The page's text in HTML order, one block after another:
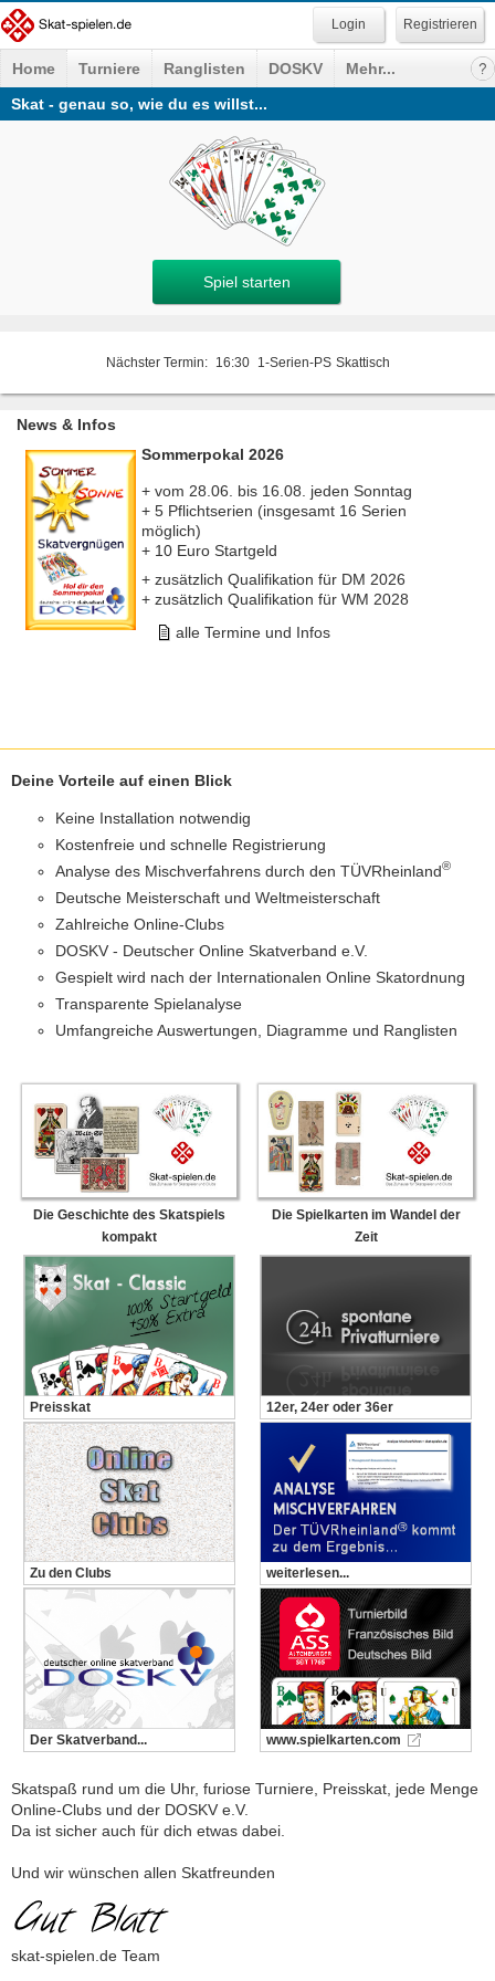
Registrieren
Home Turniere Ranglisten DOSKV
Mehr...
Skat - genau so, wie du es willst...
Spiel starten
Nächster Termin: 16:30 1-Serien-PS Skattisch
News & Infos
Sommerpokal 2026
+ vom 28.06. bis 16.08. jeden Sonntag
+ 5 Pflichtserien (insgesamt 16 Serien
möglich)
+ 10 Euro Startgeld
+ zusätzlich Qualifikation für DM 2026
+ zusätzlich Qualifikation für WM 2028
alle Termine und Infos
Deine Vorteile auf einen Blick
Keine Installation notwendig
Kostenfreie und schnelle Registrierung
Analyse des Mischverfahrens durch den TÜVRheinland®
Deutsche Meisterschaft und Weltmeisterschaft
Zahlreiche Online-Clubs
DOSKV - Deutscher Online Skatverband e.V.
Gespielt wird nach der Internationalen Online Skatordnung
Transparente Spielanalyse
Umfangreiche Auswertungen, Diagramme und Ranglisten
Die Geschichte des Skatspiels
kompakt
Die Spielkarten im Wandel der
Zeit
Preisskat 12er, 24er oder 36er
Zu den Clubs weiterlesen...
Der Skatverband... www.spielkarten.com
Skatspaß rund um die Uhr, furiose Turniere, Preisskat, jede Menge
Online-Clubs und der DOSKV e.V.
Da ist sicher auch für dich etwas dabei.
Und wir wünschen allen Skatfreunden
skat-spielen.de Team